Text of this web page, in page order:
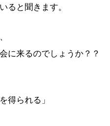
ると聞きます。
に来るのでしょうか？？
得られる」